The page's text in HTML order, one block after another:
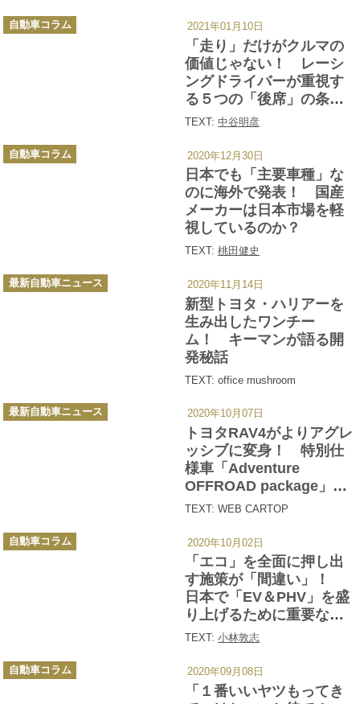
「走り」だけがクルマの
価値じゃない！ レーシ
ングドライバーが重視す
る５つの「後席」の条件
とは
TEXT: 中谷明彦
カ
テ
自動車コラム 2021年01月10日
日本でも「主要車種」な
のに海外で発表！ 国産
メーカーは日本市場を軽
視しているのか？
TEXT: 桃田健史
カ
テ
自動車コラム 2020年12月30日
新型トヨタ・ハリアーを
生み出したワンチー
ム！ キーマンが語る開
発秘話
TEXT: office mushroom
カ
テ
最新自動車ニュース 2020年11月14日
トヨタRAV4がよりアグレ
ッシブに変身！ 特別仕
様車「Adventure
OFFROAD package」発
売
TEXT: WEB CARTOP
カ
テ
最新自動車ニュース 2020年10月07日
「エコ」を全面に押し出
す施策が「間違い」！
日本で「EV＆PHV」を盛
り上げるために重要なこ
ととは
TEXT: 小林敦志
カ
テ
自動車コラム 2020年10月02日
「１番いいヤツもってき
カ
テ
自動車コラム 2020年09月08日